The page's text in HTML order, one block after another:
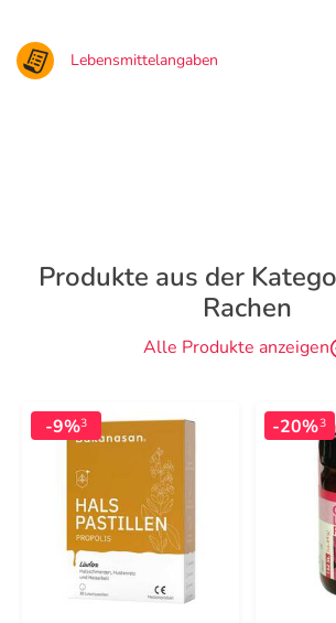
Lebensmittelangaben
Produkte aus der
Rachen
Alle Produkte anzeigen
-9%3 -20%3